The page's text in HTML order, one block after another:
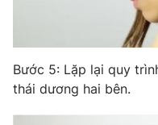
Bước 5: Lặp lại quy
thái dương hai bên.